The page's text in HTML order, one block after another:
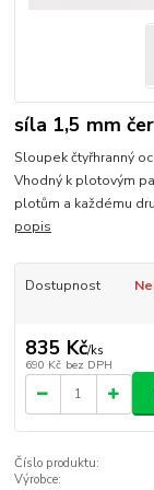
síla 1,5 mm
Sloupek čtyřhranný
Vhodný k plotovým
plotům a každému
popis
Dostupnost
835 Kč/ks
690 Kč bez DPH
Číslo produktu:
Výrobce: